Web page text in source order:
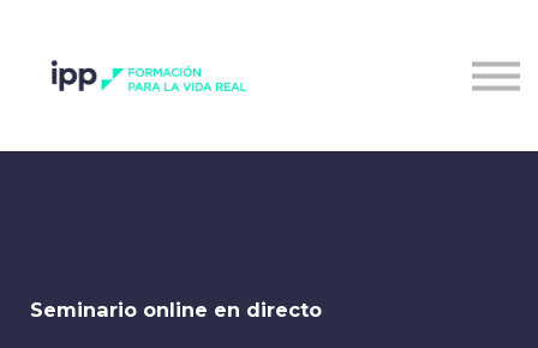
Seminario online en directo